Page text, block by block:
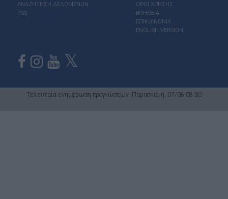
ΑΝΑΖΗΤΗΣΗ ΔΕΔΟΜΕΝΩΝ
RSS
ΟΡΟΙ ΧΡΗΣΗΣ
ΒΟΗΘΕΙΑ
ΕΠΙΚΟΙΝΩΝΙΑ
ENGLISH VERSION
Τελευταία ενημέρωση προγνώσεων: Παρασκευή, 07/08 08:30